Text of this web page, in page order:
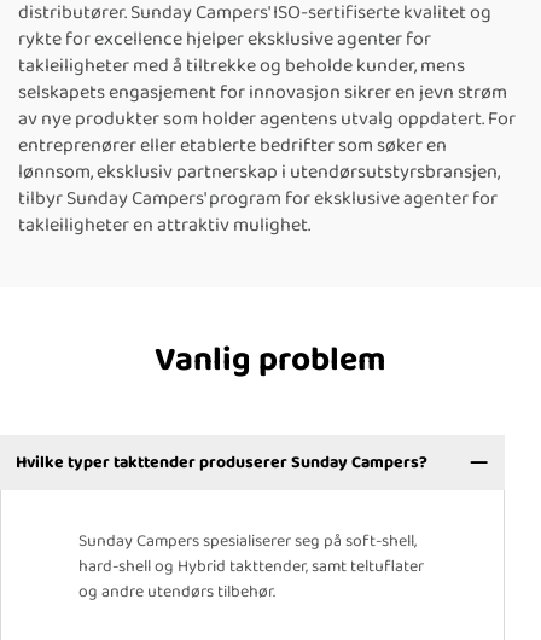
distributører. Sunday Campers' ISO-sertifiserte kvalitet og
rykte for excellence hjelper eksklusive agenter for
takleiligheter med å tiltrekke og beholde kunder, mens
selskapets engasjement for innovasjon sikrer en jevn strøm
av nye produkter som holder agentens utvalg oppdatert. For
entreprenører eller etablerte bedrifter som søker en
lønnsom, eksklusiv partnerskap i utendørsutstyrsbransjen,
tilbyr Sunday Campers' program for eksklusive agenter for
takleiligheter en attraktiv mulighet.
Vanlig problem
Hvilke typer takttender produserer Sunday Campers?
Sunday Campers spesialiserer seg på soft-shell,
hard-shell og Hybrid takttender, samt teltuflater
og andre utendørs tilbehør.